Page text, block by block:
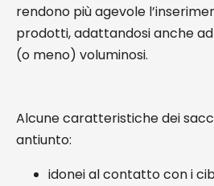
rendono più agevole
prodotti, adattandosi anche
(o meno) voluminosi.
Alcune caratteristiche dei
antiunto:
idonei al contatto con i